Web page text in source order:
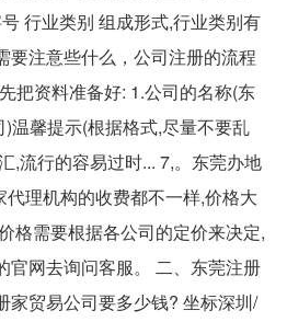
行业类别 组成形式,行业类别有
要注意些什么，公司注册的流程
把资料准备好: 1.公司的名称(东
温馨提示(根据格式,尽量不要乱
,流行的容易过时... 7,。东莞办地
理机构的收费都不一样,价格大
格需要根据各公司的定价来决定,
官网去询问客服。 二、东莞注册
家贸易公司要多少钱? 坐标深圳/